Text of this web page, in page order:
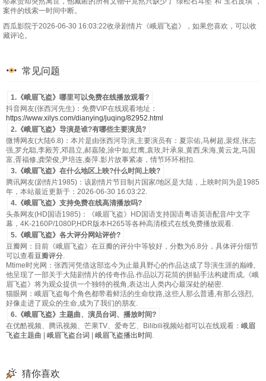
案件的线索一时间中断。
西瓜影院于2026-06-30 16:03:22收录剧情片《峨眉飞盗》，如果您喜欢，可以收
藏评论。
常见问题
1.《峨眉飞盗》哪里可以免费在线播放观看?
抖音网友(张西河先生)：免费VIP在线观看地址：
https://www.xilys.com/dianying/juqing/82952.html
2.《峨眉飞盗》导演是谁?有哪些主要演员?
微博网友(大陆6.8)：本片是由张西河导演,主要演员有：夏宗佑,马树超,裴煜,张志
强,罗允聪,李殿芳,邓昌立,郝嘉陵,涂中如,红鹰,袁玫,叶承泉,黄西,朱海,黄云龙,马国
富,胥福修,龚荣俊,尹培连,秦萍.影片故事紧凑，情节环环相扣.
3.《峨眉飞盗》在什么地区上映?什么时间上映?
腾讯网友(剧情片1985)：该剧情片节目制片国家/地区是大陆，上映时间为是1985
年，本站最近更新于：2026-06-30 16:03:22.
4.《峨眉飞盗》支持免费在线高清播放吗?
头条网友(HD国语1985)：《峨眉飞盗》HD国语支持国语粤语英语配音/中文字
幕，4K-2160P/1080P,HDR版本H265等各种高清模式在线免费播放观看.
5.《峨眉飞盗》各大评分网站评价?
豆瓣网：目前《峨眉飞盗》在豆瓣的评分中等较好，分数为6.8分，具体评分细节
可以查看豆瓣评分.
Mtime时光网：张西河凭借这部迄今为止最具野心的作品达成了导演生涯的巅峰,
他呈现了一部关于大陆剧情片的传奇作品.作品以万花筒的拼贴手法构建而成,《峨
眉飞盗》将为观众提供一个独特的视角,表达出人类内心最深处的秘密.
猫眼网：峨眉飞盗每个角色都带着鲜活的生命纹路,这些人那么普通,有那么强烈,
好像走进了观众的生命,成为了我们的朋友.
6.《峨眉飞盗》主题曲、演员台词、播放时间?
在优酷视频、腾讯视频、芒果TV、爱奇艺、Bilibili视频站都可以在线观看： 峨眉
飞盗主题曲
峨眉飞盗台词 峨眉飞盗播出时间 .
猜你喜欢